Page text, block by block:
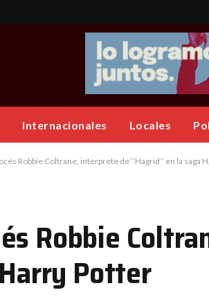
Internacionales Locales
Robbie Coltrane, interprete de ‘’Hagrid’’ en la saga
Robbie
Harry Potter